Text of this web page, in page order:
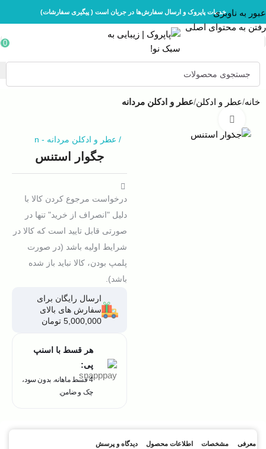
عبور به ناوبری
رفتن به محتوای اصلی
خدمات پاپروک و ارسال سفارش‌ها در جریان است ( پیگیری سفارشات)
0
خانه عطر و ادکلن عطر و ادکلن مردانه
/ عطر و ادکلن مردانه -
n
جگوار استنس
درخواست مرجوع کردن کالا با
دلیل "انصراف از خرید" تنها در
صورتی قابل تایید است که کالا در
شرایط اولیه باشد (در صورت
پلمپ بودن، کالا نباید باز شده
باشد).
ارسال رایگان برای
سفارش های بالای
5,000,000 تومان
هر قسط با اسنپ
پی:
4 قسط ماهانه. بدون سود،
چک و ضامن.
معرفی مشخصات اطلاعات محصول دیدگاه و پرسش